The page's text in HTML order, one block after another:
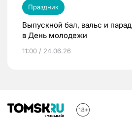
Праздник
Выпускной бал, вальс и
в День молодежи
11:00 / 24.06.26